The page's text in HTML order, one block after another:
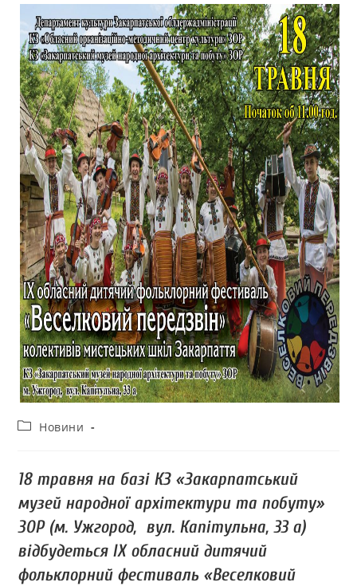
Новини
18 травня на базі КЗ «Закарпатський
музей народної архітектури та побуту»
ЗОР (м. Ужгород, вул. Капітульна, 33 а)
відбудеться ІХ обласний дитячий
фольклорний фестиваль «Веселковий